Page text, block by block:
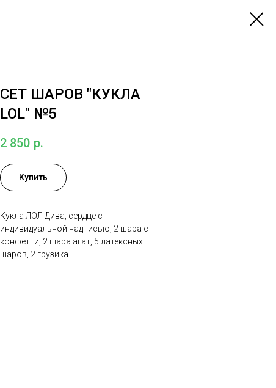
СЕТ ШАРОВ "КУКЛА
LOL" №5
2 850 р.
Купить
Кукла ЛОЛ Дива, сердце с
индивидуальной надписью, 2 шара с
конфетти, 2 шара агат, 5 латексных
шаров, 2 грузика